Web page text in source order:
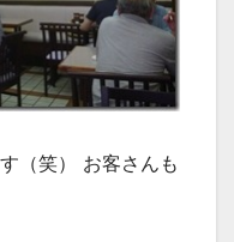
（笑） お客さんも